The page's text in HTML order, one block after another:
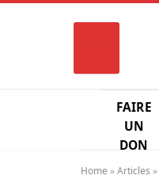
FAIRE
UN
DON
Home »Articles »